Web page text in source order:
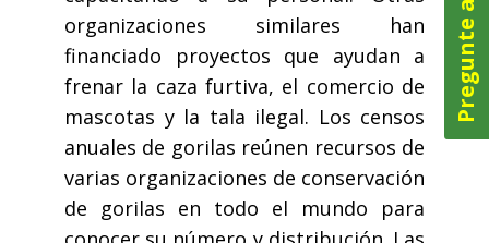
organizaciones similares han
financiado proyectos que ayudan a
frenar la caza furtiva, el comercio de
mascotas y la tala ilegal. Los censos
anuales de gorilas reúnen recursos de
varias organizaciones de conservación
de gorilas en todo el mundo para